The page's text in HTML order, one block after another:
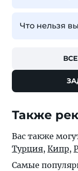
Что нельзя
Также
Вас также
Турция, Кипр,
Самые